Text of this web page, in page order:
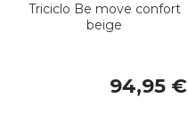
Triciclo Be move confort
beige
94,95 €